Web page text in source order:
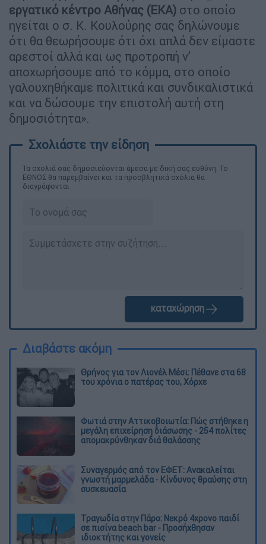
εργατικό κέντρο Αθήνας (ΕΚΑ) στο οποίο
ηγείται ο σ. Κ. Κουλούρης σας δηλώνουμε
ότι θα θεωρήσουμε ότι όχι απλά δεν είμαστε
αρεστοί αλλά και ως προτροπή ν’
αποχωρήσουμε από το κόμμα, στο οποίο
γαλουχηθήκαμε πολιτικά και συνδικαλιστικά
και να δώσουμε την επιστολή αυτή στη
δημοσιότητα».
Τα σχολιά σας δημοσιεύονται άμεσα με δική σας ευθύνη. Το
ΕΘΝΟΣ θα παρεμβαίνει και τα προσβλητικά σχόλια θα
διαγράφονται
καταχώρηση
Διαβάστε ακόμη
Θρήνος για τον Λιονέλ Μέσι: Πέθανε στα 68
του χρόνια ο πατέρας του, Χόρχε
Φωτιά στην Αττικοβοιωτία: Πώς στήθηκε η
μεγάλη επιχείρηση διάσωσης - 254 πολίτες
απομακρύνθηκαν διά θαλάσσης
Συναγερμός από τον ΕΦΕΤ: Ανακαλείται
γνωστή μαρμελάδα - Κίνδυνος θραύσης στη
συσκευασία
Τραγωδία στην Πάρο: Νεκρό 4χρονο παιδί
σε πισίνα beach bar - Προσήχθησαν
ιδιοκτήτης και γονείς